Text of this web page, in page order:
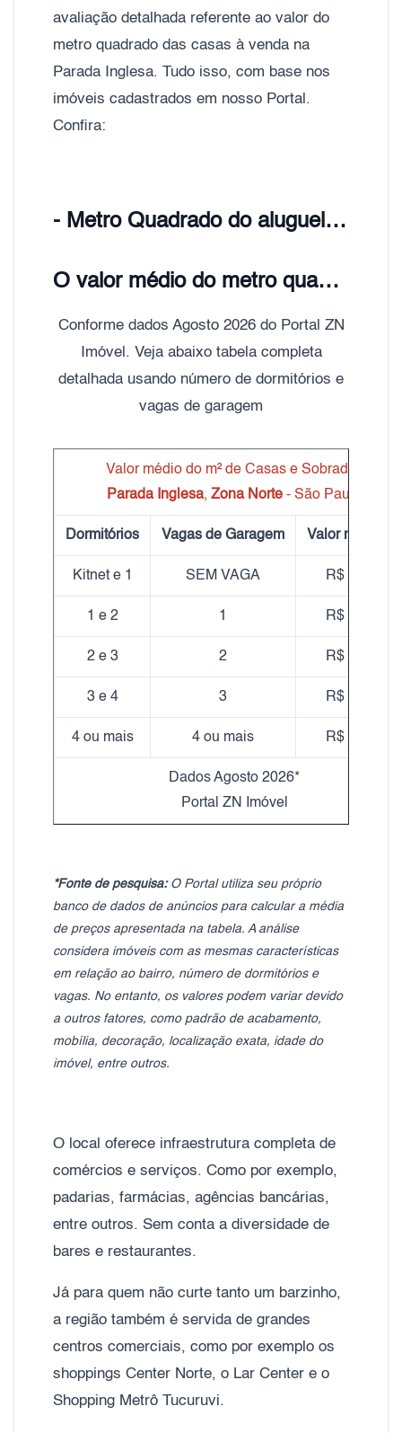
avaliação detalhada referente ao valor do
metro quadrado das casas à venda na
Parada Inglesa. Tudo isso, com base nos
imóveis cadastrados em nosso Portal.
Confira:
- Metro Quadrado do aluguel Parada Inglesa, Zona Norte de São Paulo;
O valor médio do metro quadrado do aluguel de Casas e Sobrados Parada Inglesa é de R$ 21,00
Conforme dados Agosto 2026 do Portal ZN
Imóvel. Veja abaixo tabela completa
detalhada usando número de dormitórios e
vagas de garagem
Valor médio do m² de Casas e Sobrados
Parada Inglesa, Zona Norte - São Paulo
Dormitórios Vagas de Garagem Valor médio m²
Kitnet e 1 SEM VAGA R$ 23,10
1 e 2 1 R$ 22,02
2 e 3 2 R$ 20,86
3 e 4 3 R$ 18,32
4 ou mais 4 ou mais R$ 20,20
Dados Agosto 2026*
Portal ZN Imóvel
*Fonte de pesquisa:O Portal utiliza seu próprio
banco de dados de anúncios para calcular a média
de preços apresentada na tabela. A análise
considera imóveis com as mesmas características
em relação ao bairro, número de dormitórios e
vagas. No entanto, os valores podem variar devido
a outros fatores, como padrão de acabamento,
mobília, decoração, localização exata, idade do
imóvel, entre outros.
O local oferece infraestrutura completa de
comércios e serviços. Como por exemplo,
padarias, farmácias, agências bancárias,
entre outros. Sem conta a diversidade de
bares e restaurantes.
Já para quem não curte tanto um barzinho,
a região também é servida de grandes
centros comerciais, como por exemplo os
shoppings Center Norte, o Lar Center e o
Shopping Metrô Tucuruvi.